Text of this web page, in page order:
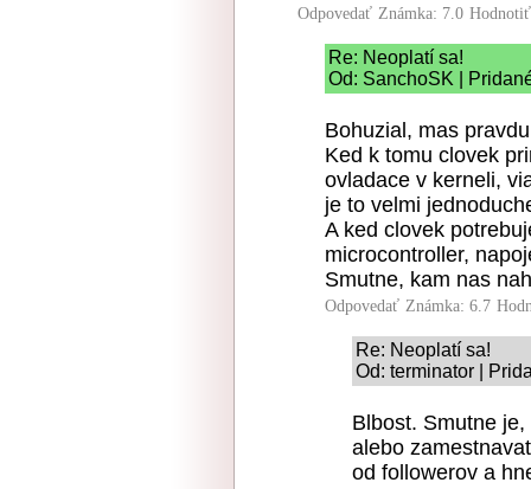
Odpovedať Známka: 7.0
Re: Neoplatí sa!
Od: SanchoSK |
Bohuzial, mas
Ked k tomu clovek
ovladace v kerneli,
je to velmi
A ked clovek
microcontroller,
Smutne, kam nas
Odpovedať Známka: 6.7
Re: Neoplatí sa!
Od: terminator |
Blbost. Smutne
alebo
od followerov a